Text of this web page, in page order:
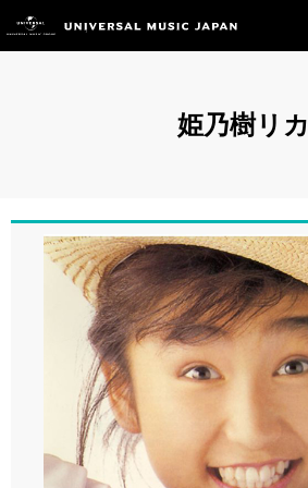
姫乃樹リカ